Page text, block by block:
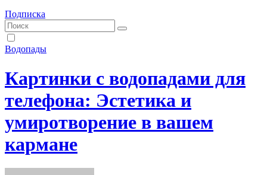
Подписка
Водопады
Картинки с водопадами для
телефона: Эстетика и
умиротворение в вашем
кармане